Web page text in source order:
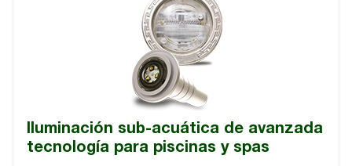
Iluminación sub-acuática de avanzada
tecnología para piscinas y spas